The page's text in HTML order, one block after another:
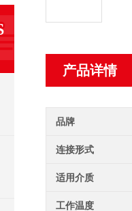
产品详情
品牌
连接形式
适用介质
工作温度